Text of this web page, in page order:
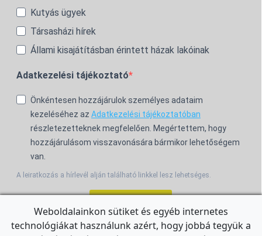
Kutyás ügyek
Társasházi hírek
Állami kisajátításban érintett házak lakóinak
Adatkezelési tájékoztató
Önkéntesen hozzájárulok személyes adataim
kezeléséhez az Adatkezelési tájékoztatóban
részletezetteknek megfelelően. Megértettem, hogy
hozzájárulásom visszavonására bármikor lehetőségem
van.
A leiratkozás a hírlevél alján található linkkel lesz lehetséges.
For the English Newsletter, clickHERE.
Weboldalainkon sütiket és egyéb internetes
technológiákat használunk azért, hogy jobbá tegyük a